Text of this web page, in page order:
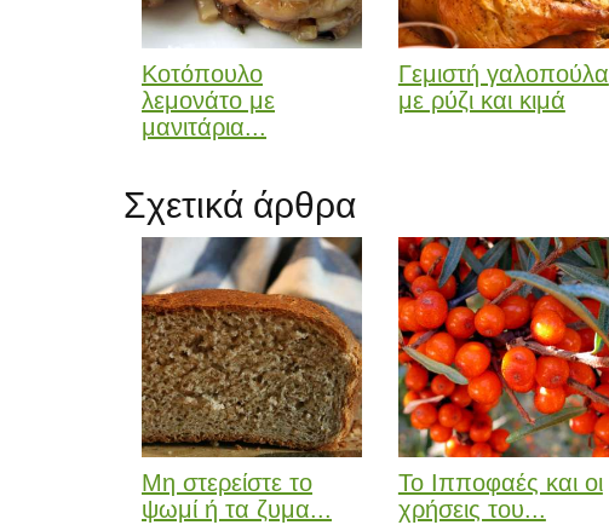
Κοτόπουλο
λεμονάτο με
μανιτάρια...
Γεμιστή γαλοπούλα
με ρύζι και κιμά
Σχετικά άρθρα
Μη στερείστε το
ψωμί ή τα ζυμα...
Το Ιπποφαές και οι
χρήσεις του...